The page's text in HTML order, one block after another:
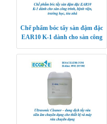
Chế phẩm bóc tẩy sàn đậm đặc
EAR10 K-1 dành cho sàn công
nhà